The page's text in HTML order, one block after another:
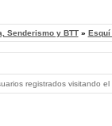
Senderismo y BTT» Esquí
registrados visitando